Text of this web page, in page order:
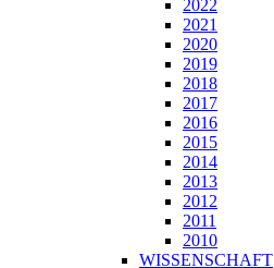
2022
2021
2020
2019
2018
2017
2016
2015
2014
2013
2012
2011
2010
WISSENSCHAFT